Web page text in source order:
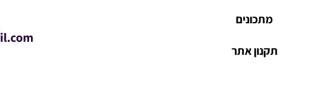
מתכונים
תקנון אתר
il.com